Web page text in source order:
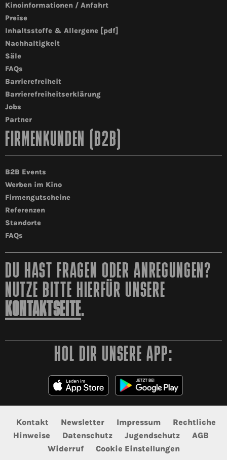
Kinoinformationen / Anfahrt
Preise
Inhaltsstoffe & Allergene [pdf]
Nachhaltigkeit
Säle
FAQs
Barrierefreiheit
Barrierefreiheitserklärung
Jobs
Partner
FIRMENKUNDEN (B2B)
B2B Events
Werben im Kino
Firmengutscheine
Referenzen
Standorte
FAQs
DU HAST FRAGEN ODER ANREGUNGEN?
NUTZE BITTE HIERFÜR UNSERE
KONTAKTSEITE.
HOL DIR UNSERE APP:
Kontakt Newsletter Impressum
Rechtliche
Hinweise
Datenschutz Jugendschutz
AGB
Widerruf
Cookie Einstellungen